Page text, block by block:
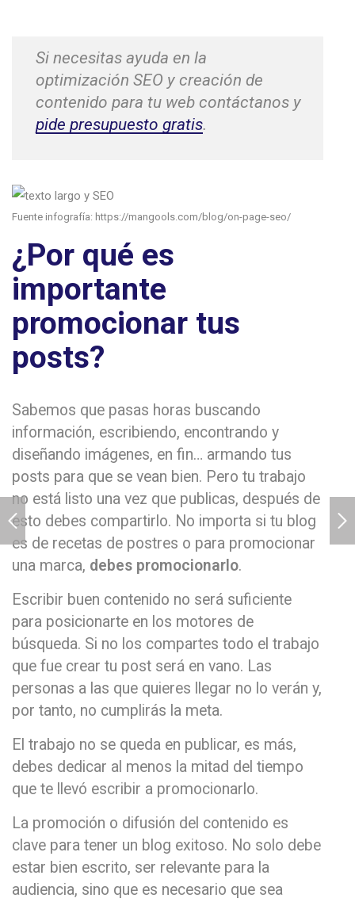
Si necesitas ayuda en la
optimización SEO y creación de
contenido para tu web contáctanos y
pide presupuesto gratis.
Fuente infografía: https://mangools.com/blog/on-page-seo/
¿Por qué es
importante
promocionar tus
posts?
Sabemos que pasas horas buscando
información, escribiendo, encontrando y
diseñando imágenes, en fin… armando tus
posts para que se vean bien. Pero tu trabajo
no está listo una vez que publicas, después de
esto debes compartirlo. No importa si tu blog
es de recetas de postres o para promocionar
una marca, debes promocionarlo.
Escribir buen contenido no será suficiente
para posicionarte en los motores de
búsqueda. Si no los compartes todo el trabajo
que fue crear tu post será en vano. Las
personas a las que quieres llegar no lo verán y,
por tanto, no cumplirás la meta.
El trabajo no se queda en publicar, es más,
debes dedicar al menos la mitad del tiempo
que te llevó escribir a promocionarlo.
La promoción o difusión del contenido es
clave para tener un blog exitoso. No solo debe
estar bien escrito, ser relevante para la
audiencia, sino que es necesario que sea